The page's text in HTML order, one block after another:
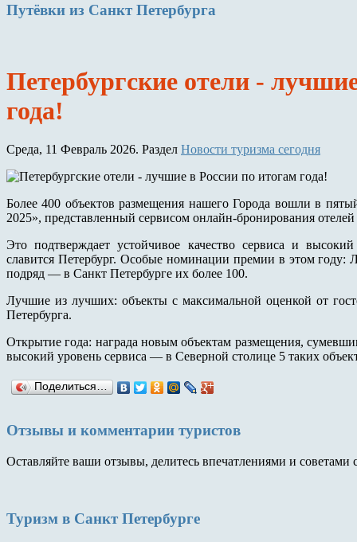
Путёвки из Санкт Петербурга
Петербургские отели -
года!
Среда, 11 Февраль 2026. Раздел Новости туризма сегодня
Более 400 объектов размещения нашего Города вошли в
2025», представленный сервисом онлайн-бронирования
Это подтверждает устойчивое качество сервиса и
славится Петербург. Особые номинации премии в этом году:
подряд — в Санкт Петербурге их более 100.
Лучшие из лучших: объекты с максимальной оценкой от
Петербурга.
Открытие года: награда новым объектам размещения,
высокий уровень сервиса — в Северной столице 5 таких
Поделиться…
Отзывы и комментарии туристов
Оставляйте ваши отзывы, делитесь впечатлениями и советами
Туризм в Санкт Петербурге